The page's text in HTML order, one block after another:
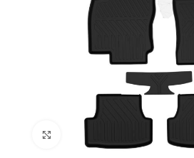
Büyütmek için tıklayın